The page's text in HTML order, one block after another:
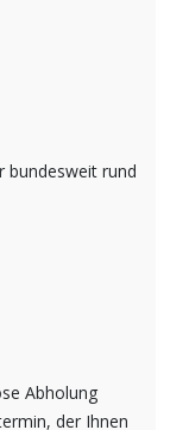
bundesweit rund
Abholung
der Ihnen